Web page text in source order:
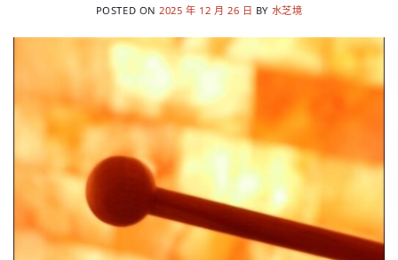
POSTED ON 2025 年 12 月 26 日 BY 水芝境